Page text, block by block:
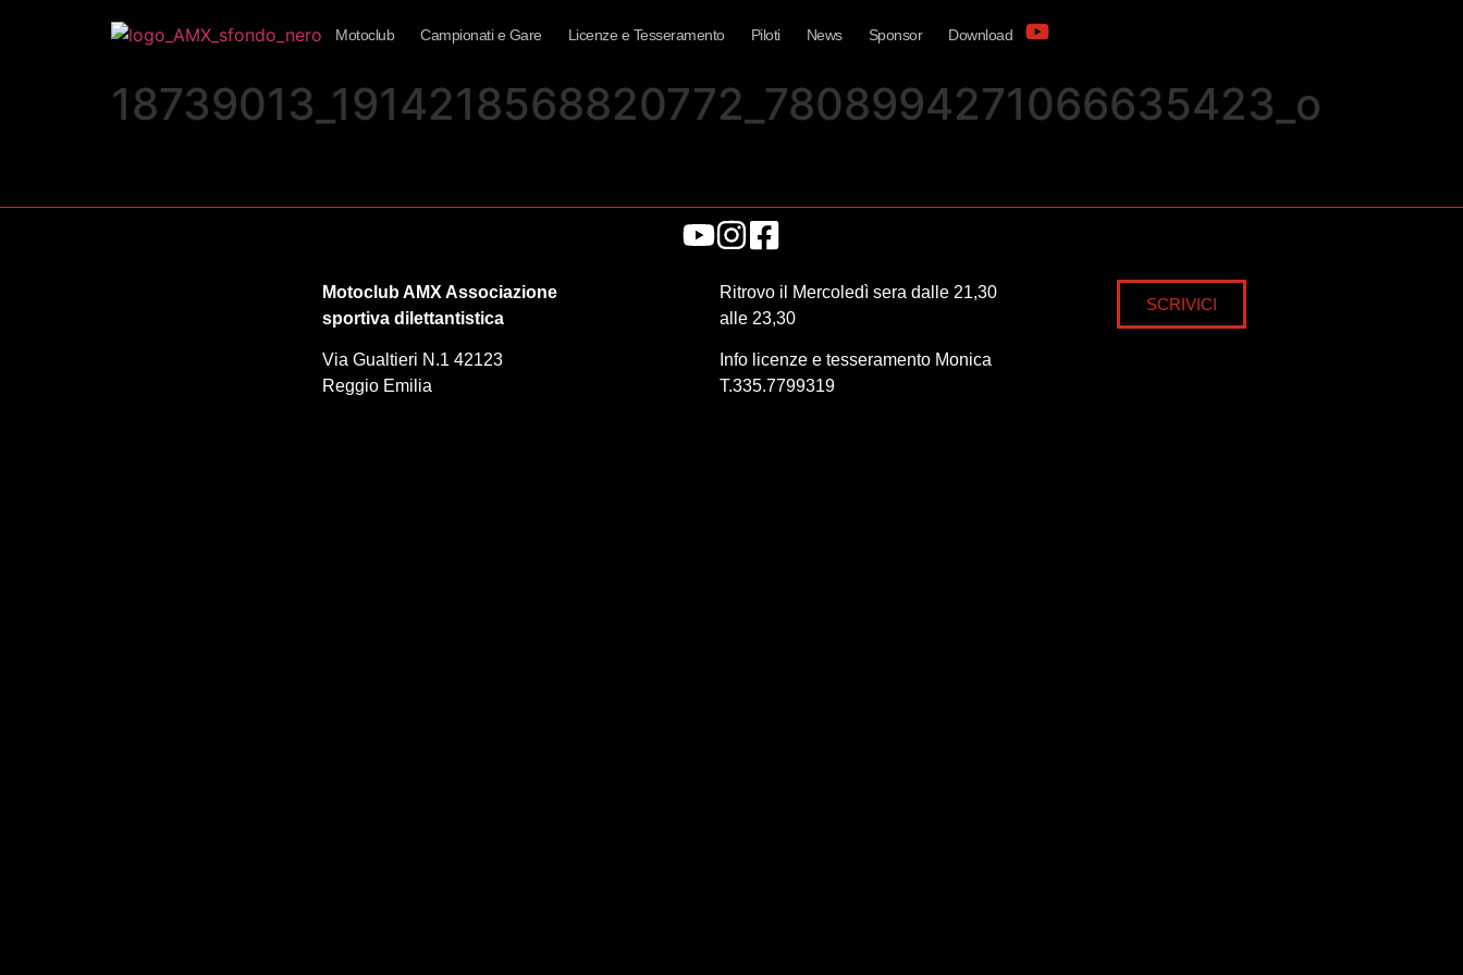
Motoclub Campionati e Gare Licenze e Tesseramento Piloti News Sponsor Download
18739013_1914218568820772_7808994271066635423_o
Motoclub AMX Associazione
sportiva dilettantistica
Via Gualtieri N.1 42123
Reggio Emilia
Ritrovo il Mercoledì sera dalle 21,30
alle 23,30
Info licenze e tesseramento Monica
T.335.7799319
SCRIVICI